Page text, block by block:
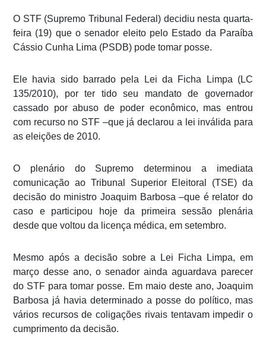
O STF (Supremo Tribunal Federal) decidiu nesta quarta-
feira (19) que o senador eleito pelo Estado da Paraíba
Cássio Cunha Lima (PSDB) pode tomar posse.
Ele havia sido barrado pela Lei da Ficha Limpa (LC
135/2010), por ter tido seu mandato de governador
cassado por abuso de poder econômico, mas entrou
com recurso no STF –que já declarou a lei inválida para
as eleições de 2010.
O plenário do Supremo determinou a imediata
comunicação ao Tribunal Superior Eleitoral (TSE) da
decisão do ministro Joaquim Barbosa –que é relator do
caso e participou hoje da primeira sessão plenária
desde que voltou da licença médica, em setembro.
Mesmo após a decisão sobre a Lei Ficha Limpa, em
março desse ano, o senador ainda aguardava parecer
do STF para tomar posse. Em maio deste ano, Joaquim
Barbosa já havia determinado a posse do político, mas
vários recursos de coligações rivais tentavam impedir o
cumprimento da decisão.